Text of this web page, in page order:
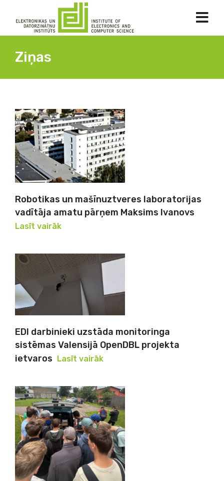
Ziņas
Robotikas un mašīnuztveres laboratorijas
vadītāja amatu pārņem Maksims Ivanovs
Lasīt vairāk
EDI darbinieki uzstāda monitoringa
sistēmas Valensijā OpenDBL projekta
ietvaros
Lasīt vairāk